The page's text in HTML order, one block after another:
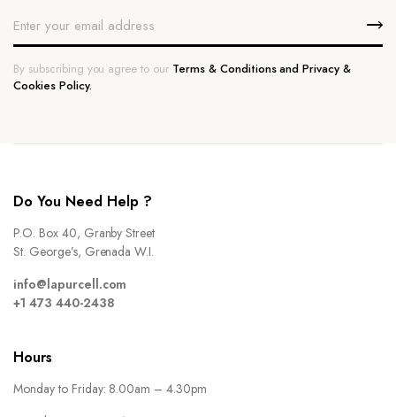
By subscribing you agree to our Terms & Conditions and Privacy &
Cookies Policy.
Do You Need Help ?
P.O. Box 40, Granby Street
St. George’s, Grenada W.I.
info@lapurcell.com
+1 473 440-2438
Hours
Monday to Friday: 8.00am – 4.30pm